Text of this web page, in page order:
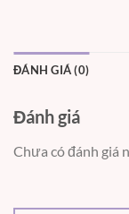
ĐÁNH GIÁ (0)
Đánh giá
Chưa có đánh giá